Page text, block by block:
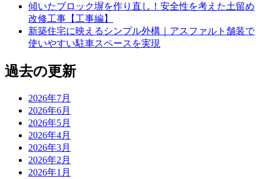
傾いたブロック塀を作り直し！安全性を考えた土留め
改修工事【工事編】
新築住宅に映えるシンプル外構｜アスファルト舗装で
使いやすい駐車スペースを実現
過去の更新
2026年7月
2026年6月
2026年5月
2026年4月
2026年3月
2026年2月
2026年1月